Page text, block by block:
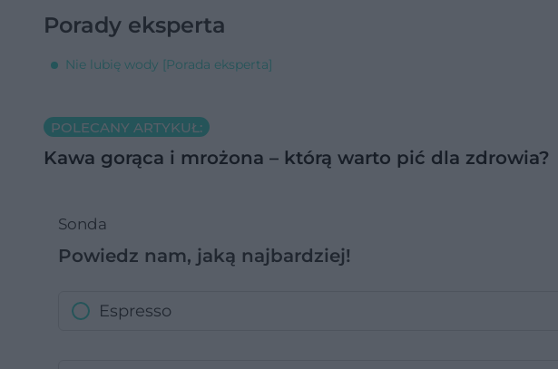
Porady eksperta
Nie lubię wody [Porada eksperta]
POLECANY ARTYKUŁ:
Kawa gorąca i mrożona – którą warto pić dla zdrowia?
Sonda
Powiedz nam, jaką najbardziej!
Espresso